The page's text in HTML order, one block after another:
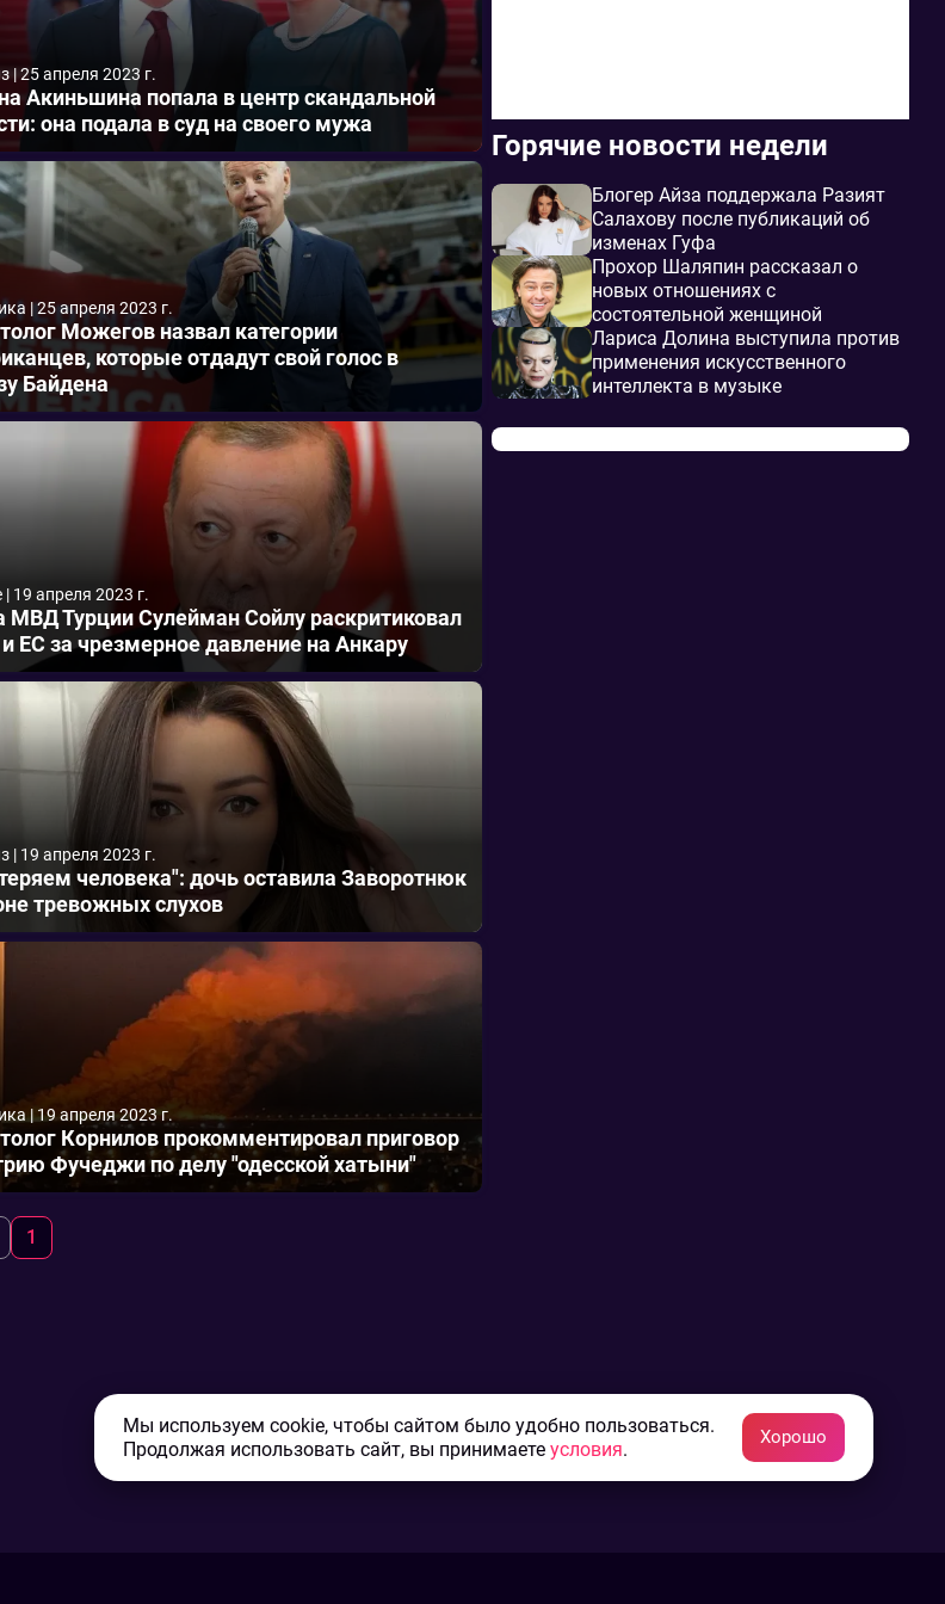
Мы используем cookie, чтобы сайтом было удобно пользоваться.
Продолжая использовать сайт, вы принимаете условия.
Хорошо
|25 апреля 2023 г.
Акиньшина попала в центр скандальной
она подала в суд на своего мужа
|25 апреля 2023 г.
Можегов назвал категории
которые отдадут свой голос в
Байдена
| 19 апреля 2023 г.
МВД Турции Сулейман Сойлу раскритиковал
ЕС за чрезмерное давление на Анкару
| 19 апреля 2023 г.
человека": дочь оставила Заворотнюк
тревожных слухов
| 19 апреля 2023 г.
Корнилов прокомментировал приговор
Фучеджи по делу "одесской хатыни"
1
Горячие новости недели
Блогер Айза поддержала Разият
Салахову после публикаций об
изменах Гуфа
Прохор Шаляпин рассказал о
новых отношениях с
состоятельной женщиной
Лариса Долина выступила против
применения искусственного
интеллекта в музыке